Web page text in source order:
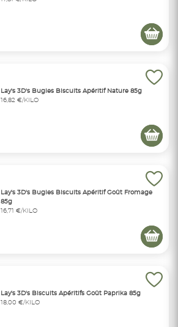
Lay's 3D's Bugles Biscuits Apéritif Nature 85g
16,82 €/KILO
Lay's 3D's Bugles Biscuits Apéritif Goût Fromage
85g
16,71 €/KILO
Lay's 3D's Biscuits Apéritifs Goût Paprika 85g
18,00 €/KILO